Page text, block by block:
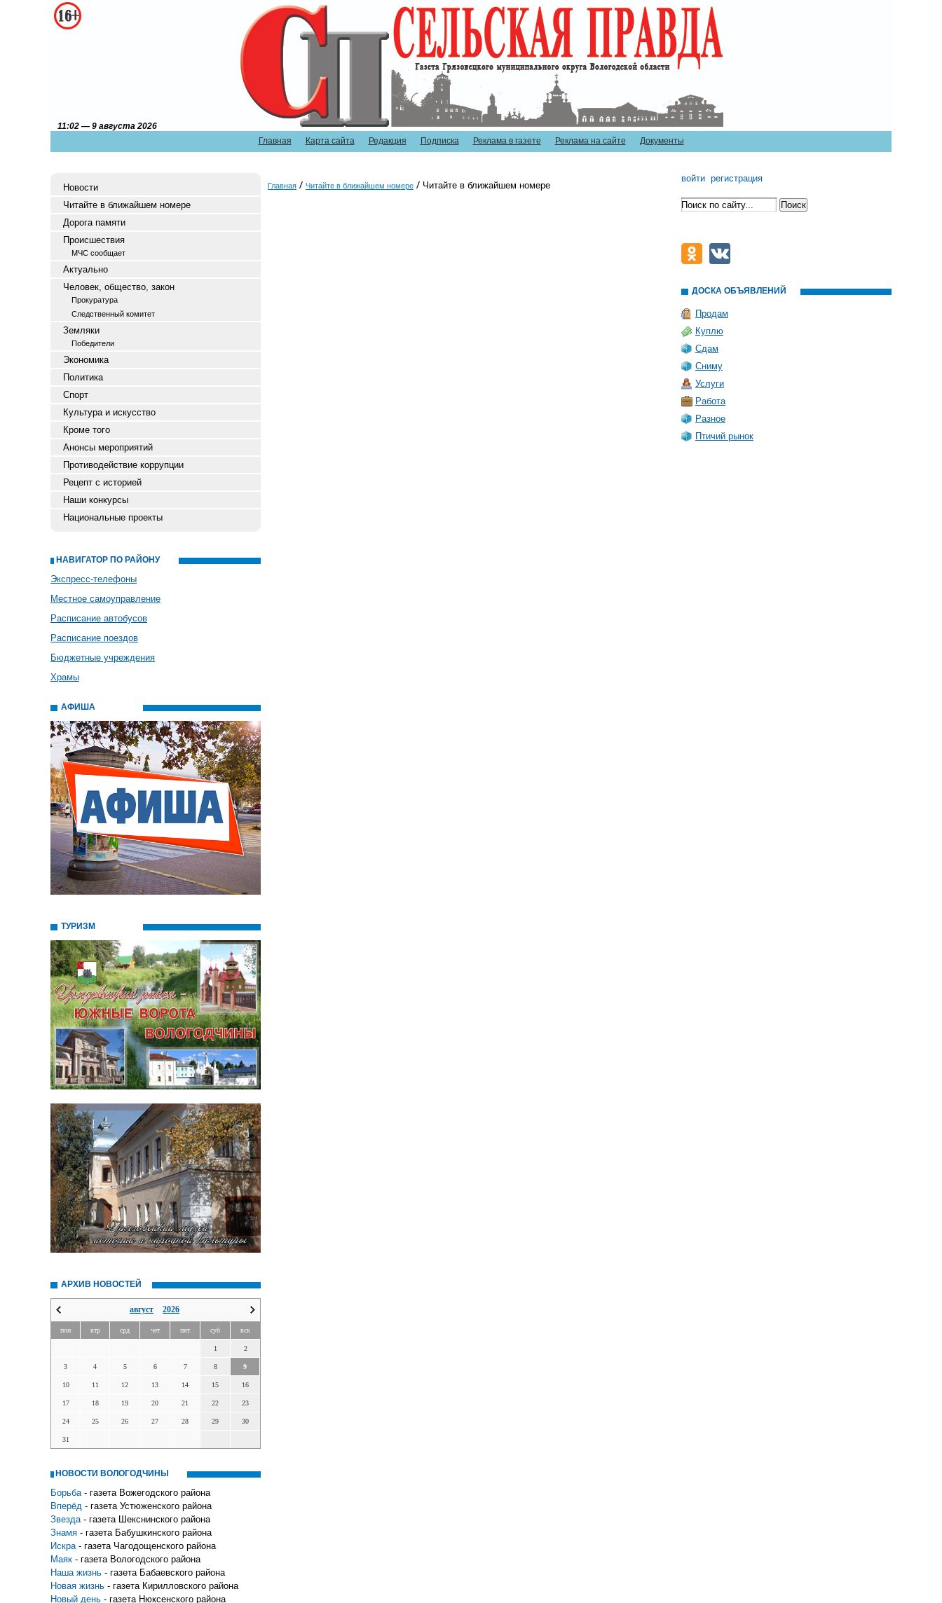
Главная Карта сайта Редакция Подписка Реклама в газете Реклама на сайте Документы
11:02 — 9 августа 2026
Новости
Читайте в ближайшем номере
Дорога памяти
Происшествия
МЧС сообщает
Актуально
Человек, общество, закон
Прокуратура
Следственный комитет
Земляки
Победители
Экономика
Политика
Спорт
Культура и искусство
Кроме того
Анонсы мероприятий
Противодействие коррупции
Рецепт с историей
Наши конкурсы
Национальные проекты
НАВИГАТОР ПО РАЙОНУ
Экспресс-телефоны
Местное самоуправление
Расписание автобусов
Расписание поездов
Бюджетные учреждения
Храмы
АФИША
ТУРИЗМ
АРХИВ НОВОСТЕЙ
август 2026
пон втр срд чет пят суб вск
1 2
3 4 5 6 7 8 9
10 11 12 13 14 15 16
17 18 19 20 21 22 23
24 25 26 27 28 29 30
31
НОВОСТИ ВОЛОГОДЧИНЫ
Борьба - газета Вожегодского района
Вперёд - газета Устюженского района
Звезда - газета Шекснинского района
Знамя - газета Бабушкинского района
Искра - газета Чагодощенского района
Маяк - газета Вологодского района
Наша жизнь - газета Бабаевского района
Новая жизнь - газета Кирилловского района
Новый день - газета Нюксенского района
Главная Читайте в ближайшем номере Читайте в ближайшем номере
войти регистрация
ДОСКА ОБЪЯВЛЕНИЙ
Продам
Куплю
Сдам
Сниму
Услуги
Работа
Разное
Птичий рынок